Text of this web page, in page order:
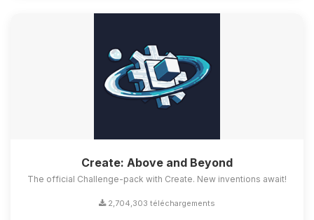
Create: Above and Beyond
The official Challenge-pack with Create. New inventions await!
2,704,303 téléchargements